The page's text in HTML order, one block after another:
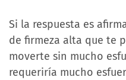
Si la respuesta es
de firmeza alta que te
moverte sin mucho
requeriría mucho